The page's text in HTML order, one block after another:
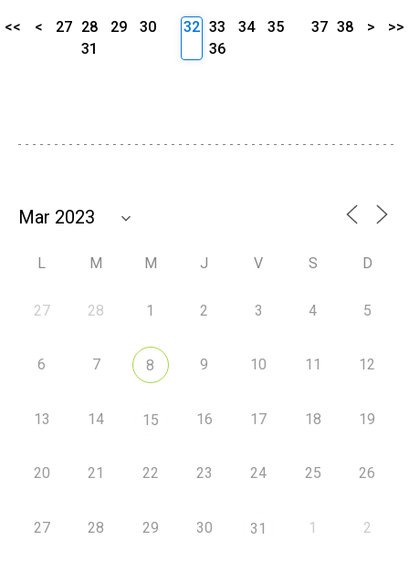
<< < 27 28 29
30
31
32 33 34
35
36
37 38 > >>
L M M J V S D
27 28 1 2 3 4 5
6 7 8 9 10 11 12
13 14 15 16 17 18 19
20 21 22 23 24 25 26
27 28 29 30 31 1 2